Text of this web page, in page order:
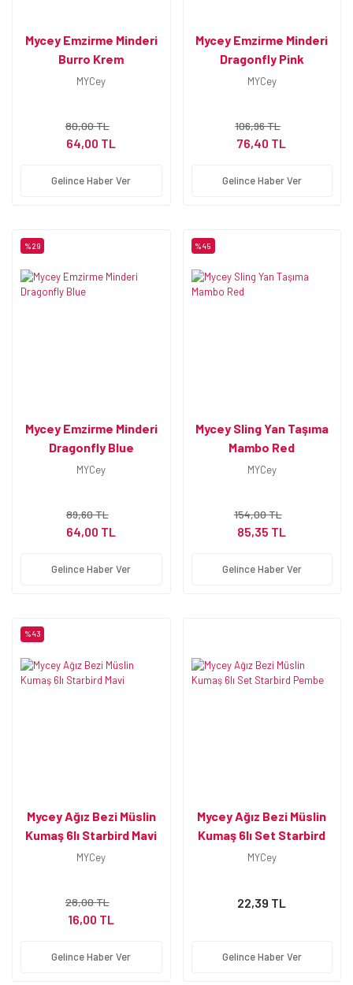
Mycey Emzirme Minderi
Burro Krem
MYCey
80,00 TL
64,00 TL
Gelince Haber Ver
Mycey Emzirme Minderi
Dragonfly Pink
MYCey
106,96 TL
76,40 TL
Gelince Haber Ver
%29
Mycey Emzirme Minderi
Dragonfly Blue
MYCey
89,60 TL
64,00 TL
Gelince Haber Ver
%45
Mycey Sling Yan Taşıma
Mambo Red
MYCey
154,00 TL
85,35 TL
Gelince Haber Ver
%43
Mycey Ağız Bezi Müslin
Kumaş 6lı Starbird Mavi
MYCey
28,00 TL
16,00 TL
Gelince Haber Ver
Mycey Ağız Bezi Müslin
Kumaş 6lı Set Starbird
Pembe
MYCey
22,39 TL
Gelince Haber Ver